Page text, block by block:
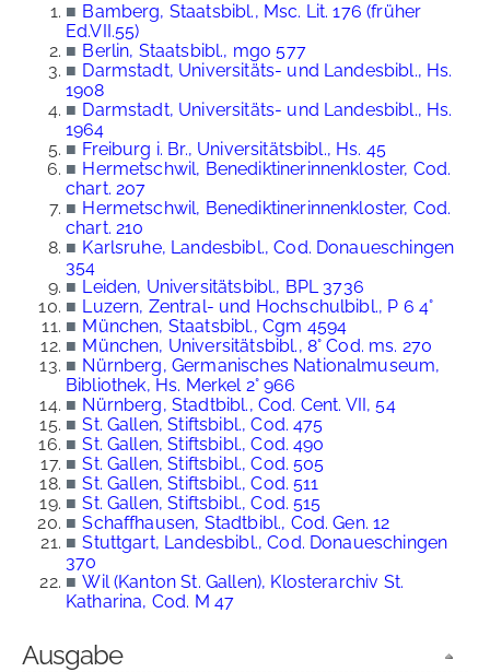
■ Bamberg, Staatsbibl., Msc. Lit. 176 (früher
Ed.VII.55)
■ Berlin, Staatsbibl., mgo 577
■ Darmstadt, Universitäts- und Landesbibl., Hs.
1908
■ Darmstadt, Universitäts- und Landesbibl., Hs.
1964
■ Freiburg i. Br., Universitätsbibl., Hs. 45
■ Hermetschwil, Benediktinerinnenkloster, Cod.
chart. 207
■ Hermetschwil, Benediktinerinnenkloster, Cod.
chart. 210
■ Karlsruhe, Landesbibl., Cod. Donaueschingen
354
■ Leiden, Universitätsbibl., BPL 3736
■ Luzern, Zentral- und Hochschulbibl., P 6 4°
■ München, Staatsbibl., Cgm 4594
■ München, Universitätsbibl., 8° Cod. ms. 270
■ Nürnberg, Germanisches Nationalmuseum,
Bibliothek, Hs. Merkel 2° 966
■ Nürnberg, Stadtbibl., Cod. Cent. VII, 54
■ St. Gallen, Stiftsbibl., Cod. 475
■ St. Gallen, Stiftsbibl., Cod. 490
■ St. Gallen, Stiftsbibl., Cod. 505
■ St. Gallen, Stiftsbibl., Cod. 511
■ St. Gallen, Stiftsbibl., Cod. 515
■ Schaffhausen, Stadtbibl., Cod. Gen. 12
■ Stuttgart, Landesbibl., Cod. Donaueschingen
370
■ Wil (Kanton St. Gallen), Klosterarchiv St.
Katharina, Cod. M 47
Ausgabe